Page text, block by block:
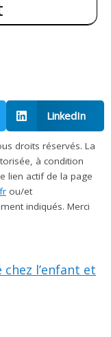
LinkedIn
droits réservés. La
à condition
lien actif de la page
ou/et
indiqués. Merci
l’enfant et